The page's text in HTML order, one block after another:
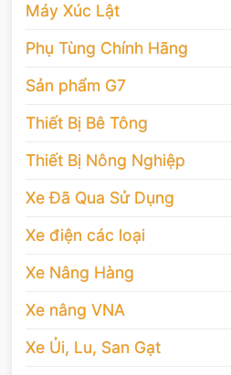
Máy Xúc Lật
Phụ Tùng Chính Hãng
Sản phẩm G7
Thiết Bị Bê Tông
Thiết Bị Nông Nghiệp
Xe Đã Qua Sử Dụng
Xe điện các loại
Xe Nâng Hàng
Xe nâng VNA
Xe Ủi, Lu, San Gạt